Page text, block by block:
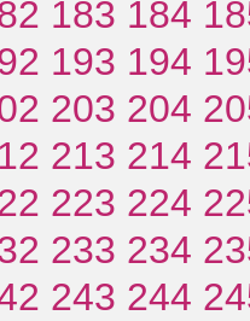
183 184
193 194
203 204
213 214
223 224
233 234
243 244